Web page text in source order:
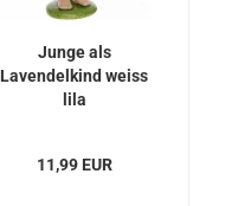
Junge als
Lavendelkind weiss
lila
11,99 EUR